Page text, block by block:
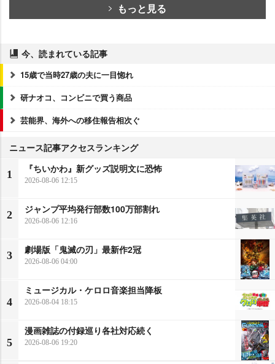
もっと見る
今、読まれている記事
15歳で当時27歳の夫に一目惚れ
研ナオコ、コンビニで買う商品
芸能界、海外への移住報告相次ぐ
ニュース記事アクセスランキング
1
『ちいかわ』新グッズ説明文に恐怖
2026-08-06 12:15
2
ジャンプ平均発行部数100万部割れ
2026-08-06 12:16
3
劇場版「鬼滅の刃」最新作2冠
2026-08-06 04:00
4
ミュージカル・ケロロ音楽担当降板
2026-08-04 18:15
5
漫画雑誌の付録巡り各社対応続く
2026-08-06 19:20